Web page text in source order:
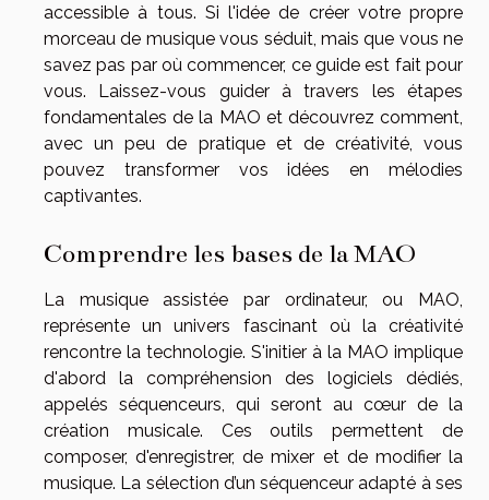
accessible à tous. Si l'idée de créer votre propre
morceau de musique vous séduit, mais que vous ne
savez pas par où commencer, ce guide est fait pour
vous. Laissez-vous guider à travers les étapes
fondamentales de la MAO et découvrez comment,
avec un peu de pratique et de créativité, vous
pouvez transformer vos idées en mélodies
captivantes.
Comprendre les bases de la MAO
La musique assistée par ordinateur, ou MAO,
représente un univers fascinant où la créativité
rencontre la technologie. S'initier à la MAO implique
d'abord la compréhension des logiciels dédiés,
appelés séquenceurs, qui seront au cœur de la
création musicale. Ces outils permettent de
composer, d'enregistrer, de mixer et de modifier la
musique. La sélection d’un séquenceur adapté à ses